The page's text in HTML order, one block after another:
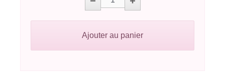
Ajouter au panier